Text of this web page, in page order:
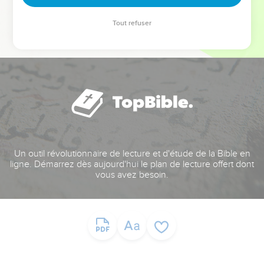
Un outil révolutionnaire de lecture et d'étude de la Bible en
ligne. Démarrez dès aujourd'hui le plan de lecture offert dont
vous avez besoin.
Tout refuser